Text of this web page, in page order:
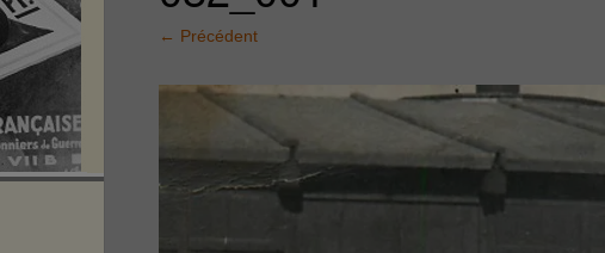
← Précédent